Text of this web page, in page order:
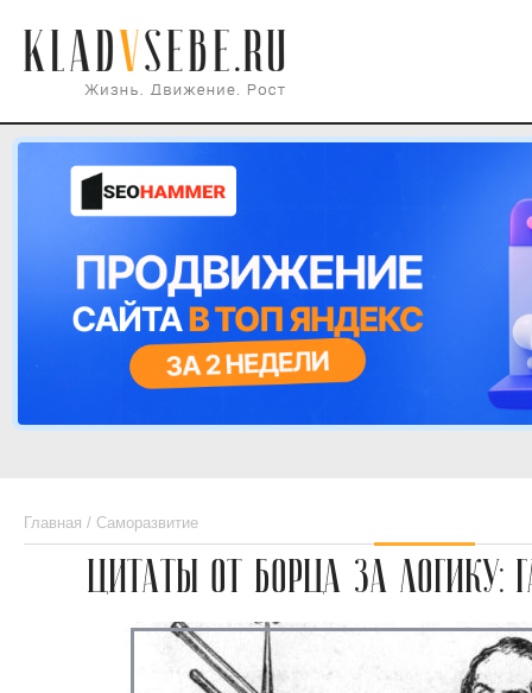
Главная / Саморазвитие
ЦИТАТЫ ОТ БОРЦА ЗА ЛОГИКУ: